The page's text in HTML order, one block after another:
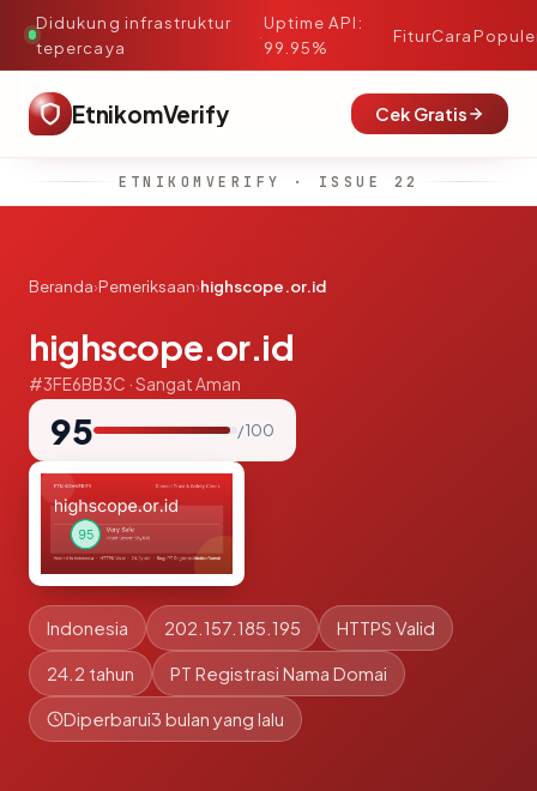
Didukung infrastruktur
tepercaya
·
Uptime API:
99.95%
FiturCara
EtnikomVerify Cek Gratis
ETNIKOMVERIFY · ISSUE 22
Beranda›Pemeriksaan›highscope.or.id
highscope.or.id
#3FE6BB3C · Sangat Aman
95 / 100
Indonesia 202.157.185.195 HTTPS Valid
24.2 tahun PT Registrasi Nama Domai
Diperbarui3 bulan yang lalu